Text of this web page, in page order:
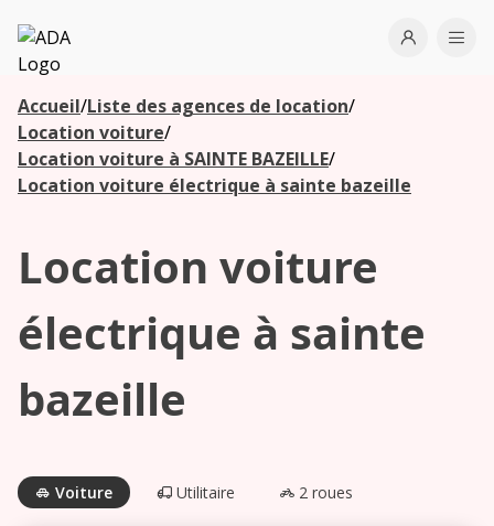
ADA
Open
Accueil/Liste des agences de location/
Location voiture/
Location voiture à SAINTE BAZEILLE/
Location voiture électrique à sainte bazeille
Location voiture
électrique à sainte
bazeille
Voiture Utilitaire 2 roues
Les
agences à
proximité
Commencez
votre
recherche
pour voir les
proximité